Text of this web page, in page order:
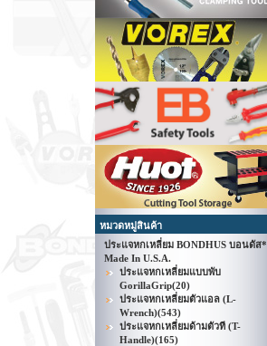
หมวดหมู่สินค้า
ประแจหกเหลี่ยม BONDHUS บอนดัส*
Made In U.S.A.
ประแจหกเหลี่ยมแบบพับ
GorillaGrip(20)
ประแจหกเหลี่ยมตัวแอล (L-
Wrench)(543)
ประแจหกเหลี่ยมด้ามตัวที (T-
Handle)(165)